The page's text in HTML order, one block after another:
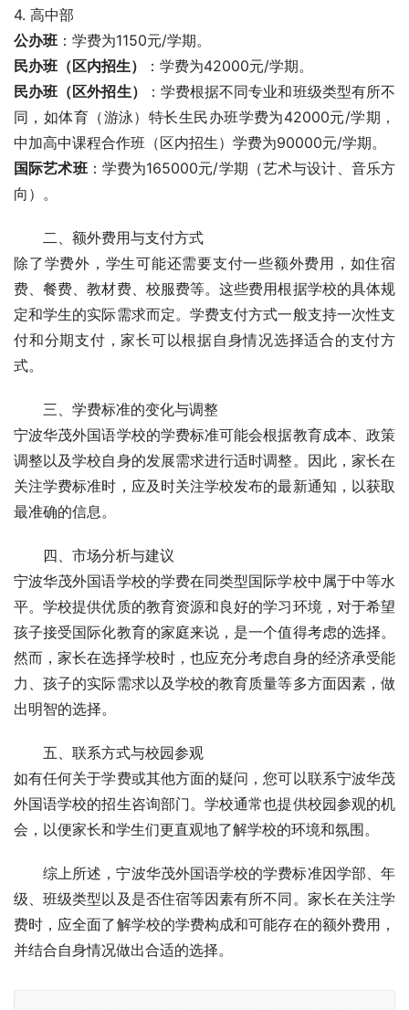
4. 高中部
公办班：学费为1150元/学期。
民办班（区内招生）
：学费为42000元/学期。
民办班（区外招生）
：学费根据不同专业和班级类型有所不
同，如体育（游泳）特长生民办班学费为42000元/学期，
中加高中课程合作班（区内招生）学费为90000元/学期。
国际艺术班：学费为165000元/学期（艺术与设计、音乐方
向）。
二、额外费用与支付方式
除了学费外，学生可能还需要支付一些额外费用，如住宿
费、餐费、教材费、校服费等。这些费用根据学校的具体规
定和学生的实际需求而定。学费支付方式一般支持一次性支
付和分期支付，家长可以根据自身情况选择适合的支付方
式。
三、学费标准的变化与调整
宁波华茂外国语学校的学费标准可能会根据教育成本、政策
调整以及学校自身的发展需求进行适时调整。因此，家长在
关注学费标准时，应及时关注学校发布的最新通知，以获取
最准确的信息。
四、市场分析与建议
宁波华茂外国语学校的学费在同类型国际学校中属于中等水
平。学校提供优质的教育资源和良好的学习环境，对于希望
孩子接受国际化教育的家庭来说，是一个值得考虑的选择。
然而，家长在选择学校时，也应充分考虑自身的经济承受能
力、孩子的实际需求以及学校的教育质量等多方面因素，做
出明智的选择。
五、联系方式与校园参观
如有任何关于学费或其他方面的疑问，您可以联系宁波华茂
外国语学校的招生咨询部门。学校通常也提供校园参观的机
会，以便家长和学生们更直观地了解学校的环境和氛围。
综上所述，宁波华茂外国语学校的学费标准因学部、年
级、班级类型以及是否住宿等因素有所不同。家长在关注学
费时，应全面了解学校的学费构成和可能存在的额外费用，
并结合自身情况做出合适的选择。